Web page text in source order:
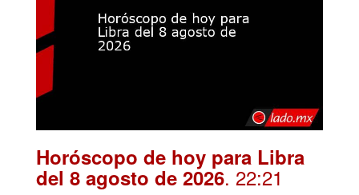
Horóscopo de hoy para Libra
del 8 agosto de 2026. 22:21